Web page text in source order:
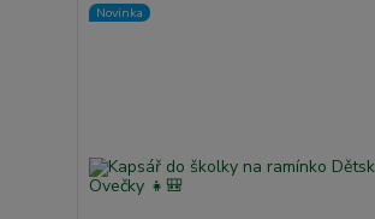
Novinka